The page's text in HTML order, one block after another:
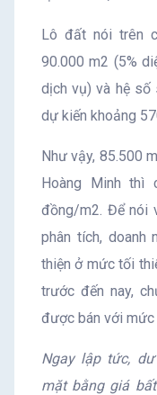
Lô đất nói trên
90.000 m2 (5%
dịch vụ) và hệ số
dự kiến khoảng
Như vậy, 85.500
Hoàng Minh thì
đồng/m2. Để nói
phân tích, doanh
thiện ở mức tối
trước đến nay,
được bán với mức
Ngay lập tức,
mặt bằng giá